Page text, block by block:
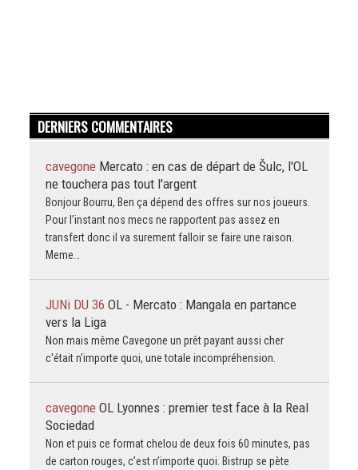
DERNIERS COMMENTAIRES
cavegone Mercato : en cas de départ de Šulc, l'OL
ne touchera pas tout l'argent
Bonjour Bourru, Ben ça dépend des offres sur nos joueurs.
Pour l’instant nos mecs ne rapportent pas assez en
transfert donc il va surement falloir se faire une raison.
Meme…
JUNi DU 36 OL - Mercato : Mangala en partance
vers la Liga
Non mais même Cavegone un prêt payant aussi cher
c'était n'importe quoi, une totale incompréhension.
cavegone OL Lyonnes : premier test face à la Real
Sociedad
Non et puis ce format chelou de deux fois 60 minutes, pas
de carton rouges, c’est n’importe quoi. Bistrup se pète